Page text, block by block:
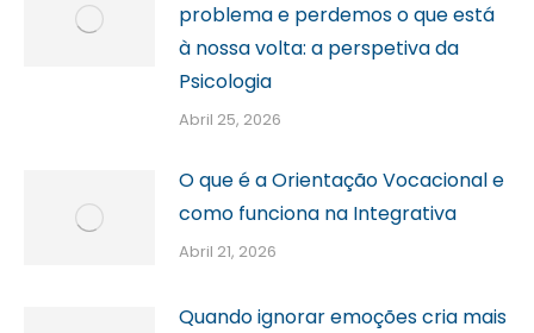
problema e perdemos o que está
à nossa volta: a perspetiva da
Psicologia
Abril 25, 2026
O que é a Orientação Vocacional e
como funciona na Integrativa
Abril 21, 2026
Quando ignorar emoções cria mais